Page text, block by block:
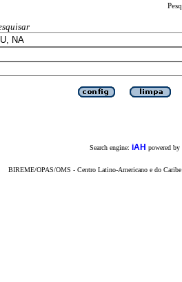
Search engine: iAH powered by
BIREME/OPAS/OMS - Centro Latino-Americano e do